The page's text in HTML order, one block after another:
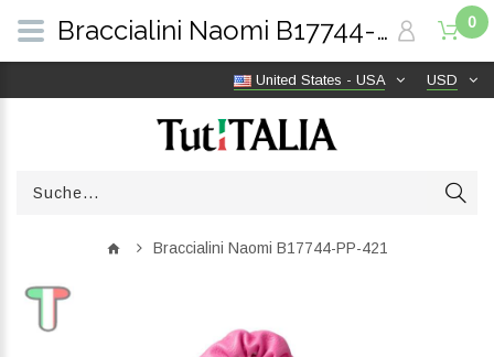
USD
United States - USA
0
Braccialini Naomi B17744-PP-421
Braccialini Naomi B17744-PP-421 | TutITALIA